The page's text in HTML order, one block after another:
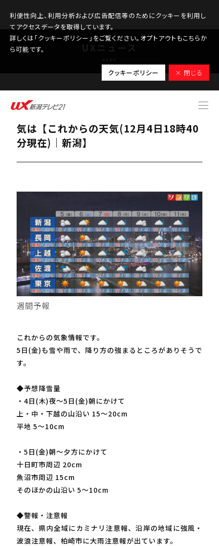
利便性向上、利用分析および広告配信等のためにクッキーを利用し
てアクセスデータを取得しています。
詳しくは「クッキーポリシー」をご覧ください。オプトアウトもこちらか
ら可能です。
クッキーポリシー × 閉じる
2025.12.04
明日も各地で厳しい寒さ続く、週末の天
気は【これからの天気(12月4日18時40
分現在)｜新潟】
週間予報
これからの気象情報です。
5日(金)も雪や雨で、降り方の強まるところがありそうで
す。
◆予想降雪量
・4日(木)夜～5日(金)朝にかけて
上・中・下越の山沿い 15～20cm
平地 5～10cm
・5日(金)朝～夕方にかけて
十日町市周辺 20cm
魚沼市周辺 15cm
そのほかの山沿い 5～10cm
◆警報・注意報
現在、県内全域にカミナリ注意報、沿岸の地域に強風・
波浪注意報、柏崎市に大雨注意報が出ています。